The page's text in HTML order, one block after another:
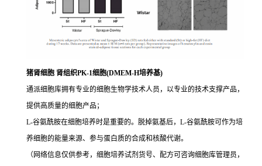
猪肾细胞 肾组织PK-1细胞(DMEM-H培养基)
通派细胞库拥有专业的细胞生物学技术人员，以专业的技术支撑产品，
提供高质量的细胞产品；
L-谷氨酰胺在细胞培养时是重要的。脱掉氨基后，L-谷氨酰胺可作为培
养细胞的能量来源、参与蛋白质的合成和核酸代谢。
（网络信息仅供参考，细胞培养试剂货号、配方可咨询细胞库管理员，